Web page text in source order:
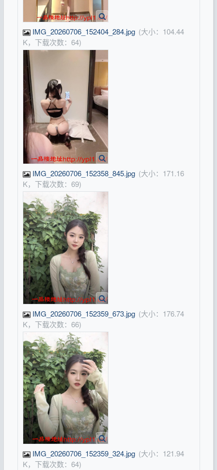
IMG_20260706_152404_284.jpg (大小：104.44
K，下载次数：64)
IMG_20260706_152358_845.jpg (大小：171.16
K，下载次数：69)
IMG_20260706_152359_673.jpg (大小：176.74
K，下载次数：66)
IMG_20260706_152359_324.jpg (大小：121.94
K，下载次数：64)